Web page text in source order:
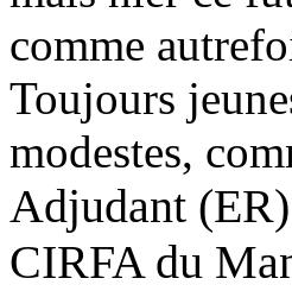
comme
Toujours
modestes,
Adjudant
CIRFA du